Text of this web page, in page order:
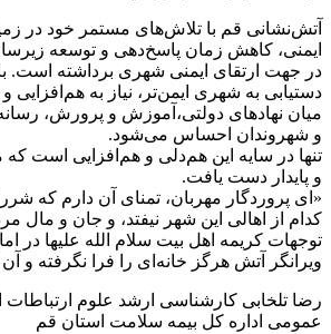
آتش‌نشانی قم با تلاش‌های مستمر خود در
ایمنی، کاهش زمان پاسخ‌دهی و توسعه
در جهت ارتقای ایمنی شهری برداشته است.
دستیابی به شهری ایمن‌تر، نیاز به هم‌افزایی
میان نهادهای دولتی،آموزش و پرورش،
و شهروندان احساس می‌شود.
تنها در سایه این هم‌دلی و هم‌افزایی است
و پایدار دست یافت.
«ای پروردگار مهربان، تمنای آن دارم که
کدام از اهالی این شهر نیفتد، و جان و مال
توجهات کریمه اهل بیت سلام الله علیها در
ویرانگر آتش هرگز خانه‌ای را فرا نگرفته و آن
رضا تلخابی کارشناسی ارشد علوم ارتباطات
عمومی اداره کل بیمه سلامت استان قم‌